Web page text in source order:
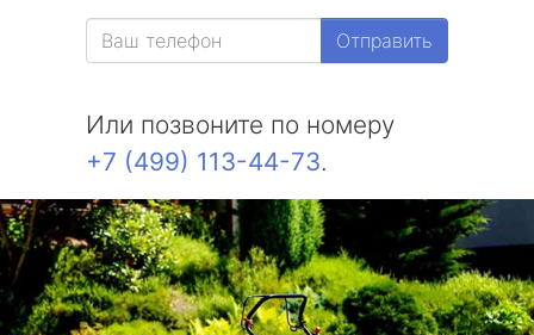
Отправить
Или позвоните по номеру
+7 (499) 113-44-73.